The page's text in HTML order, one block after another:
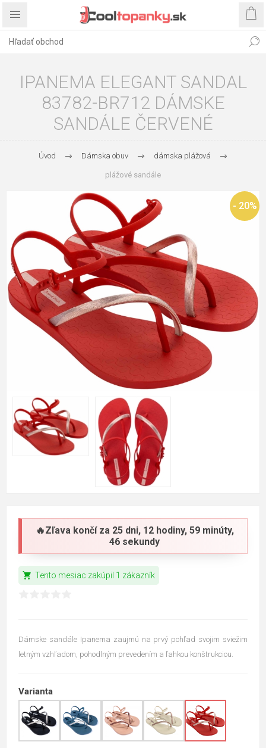
IPANEMA ELEGANT SANDAL
83782-BR712 DÁMSKE
SANDÁLE ČERVENÉ
Úvod Dámska obuv dámska plážová
plážové sandále
- 20%
🔥Zľava končí za 25 dni, 12 hodiny, 59 minúty,
45 sekundy
shopping_cart Tento mesiac zakúpil 1 zákazník
Dámske sandále Ipanema zaujmú na prvý pohľad svojim sviežim
letným vzhľadom, pohodlným prevedením a ľahkou konštrukciou.
Varianta